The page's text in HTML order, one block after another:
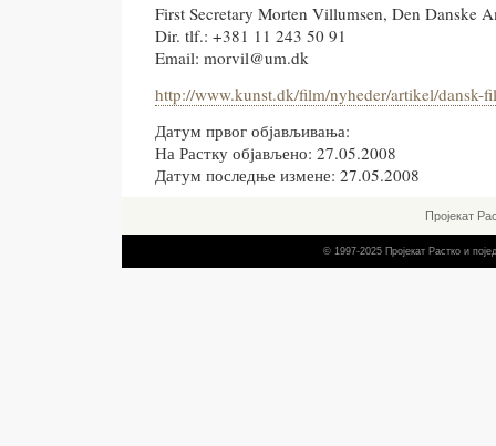
First Secretary Morten Villumsen, Den Danske
Dir. tlf.: +381 11 243 50 91
Email: morvil@um.dk
http://www.kunst.dk/film/nyheder/artikel/dansk-
Датум првог објављивања:
На Растку објављено: 27.05.2008
Датум последње измене: 27.05.2008
Пројекат
© 1997-2025 Пројекат Растко и